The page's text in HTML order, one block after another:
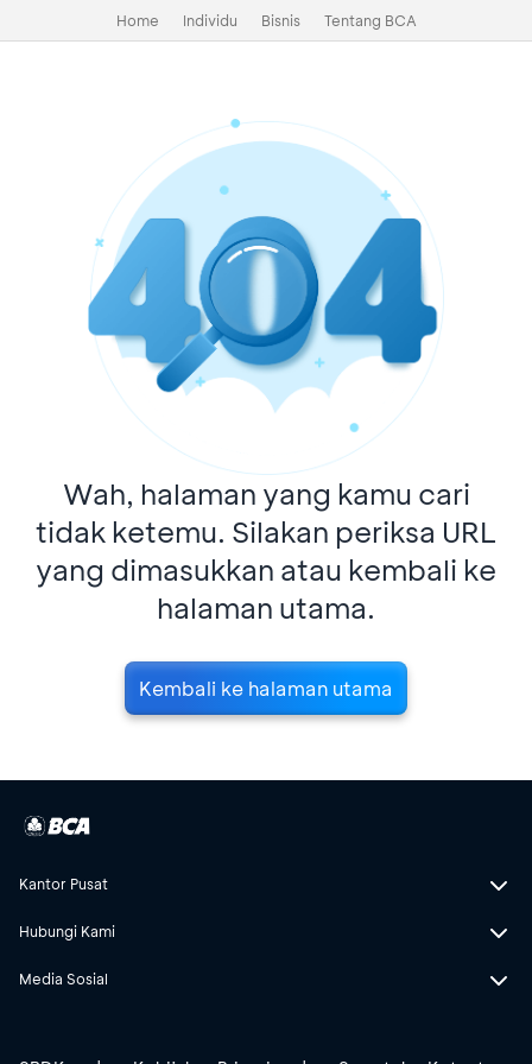
Home Individu Bisnis Tentang BCA
Wah, halaman yang kamu cari
tidak ketemu. Silakan periksa URL
yang dimasukkan atau kembali ke
halaman utama.
Kembali ke halaman utama
Kantor Pusat
Hubungi Kami
Media Sosial